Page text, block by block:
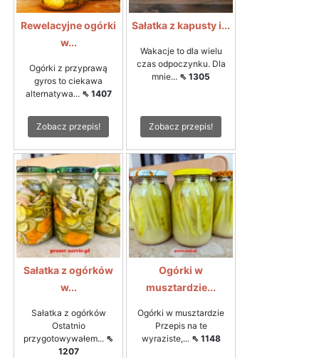
Rewelacyjne ogórki
w...
Ogórki z przyprawą
gyros to ciekawa
alternatywa... ⇖ 1407
Zobacz przepis!
Sałatka z kapusty i...
Wakacje to dla wielu
czas odpoczynku. Dla
mnie... ⇖ 1305
Zobacz przepis!
Sałatka z ogórków
w...
Sałatka z ogórków
Ostatnio
przygotowywałem... ⇖
1207
Ogórki w
musztardzie...
Ogórki w musztardzie
Przepis na te
wyraziste,... ⇖ 1148